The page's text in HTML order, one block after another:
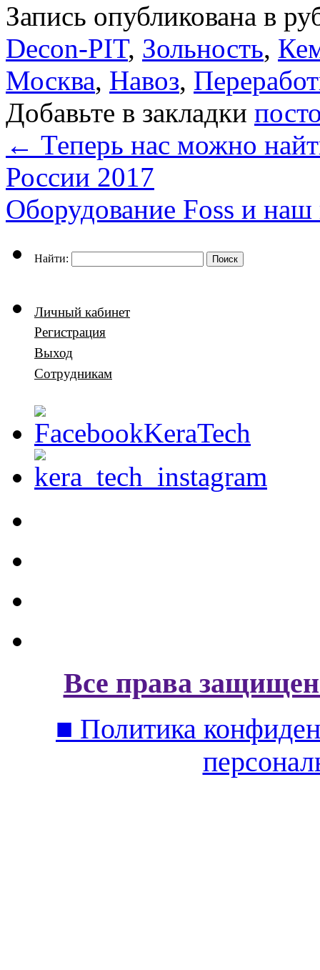
Запись опубликована в
Decon-PIT, Зольность,
Москва, Навоз,
Добавьте в закладки
← Теперь нас можно
России 2017
Оборудование Foss и
Найти:
Личный кабинет
Регистрация
Выход
Сотрудникам
Все права
■ Политика